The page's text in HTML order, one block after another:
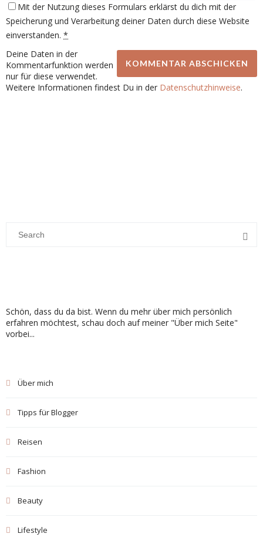
Mit der Nutzung dieses Formulars erklärst du dich mit der
Speicherung und Verarbeitung deiner Daten durch diese Website
einverstanden. *
Deine Daten in der
Kommentarfunktion werden
nur für diese verwendet.
Weitere Informationen findest Du in der Datenschutzhinweise.
Schön, dass du da bist. Wenn du mehr über mich persönlich
erfahren möchtest, schau doch auf meiner "Über mich Seite"
vorbei...
Über mich
Tipps für Blogger
Reisen
Fashion
Beauty
Lifestyle